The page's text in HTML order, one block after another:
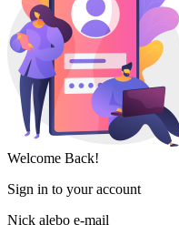
Welcome Back!
Sign in to your account
Nick alebo e-mail